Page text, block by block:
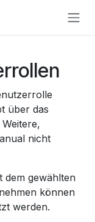
über das
nicht
dem gewählten
können
werden.